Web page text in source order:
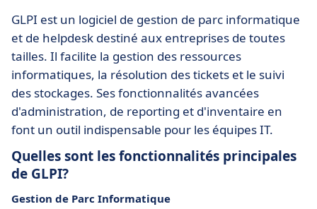
GLPI est un logiciel de gestion de parc informatique
et de helpdesk destiné aux entreprises de toutes
tailles. Il facilite la gestion des ressources
informatiques, la résolution des tickets et le suivi
des stockages. Ses fonctionnalités avancées
d'administration, de reporting et d'inventaire en
font un outil indispensable pour les équipes IT.
Quelles sont les fonctionnalités principales
de GLPI?
Gestion de Parc Informatique